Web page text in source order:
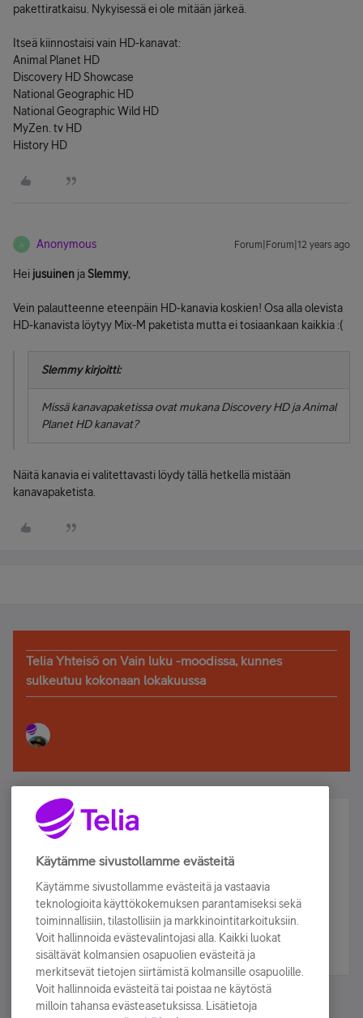
pakettiratkaisu. Nykyisessä ei ole mitään järkeä.
Itseä kiinnostaisi vain HD-kanavat:
Animal Planet HD
Discovery HD Showcase
National Geographic HD
National Geographic Wild HD
MyZen. tv HD
History HD
A Anonymous Forum|Forum|12 years ago
Hei jusuinen jaSlemmy,
Vein palautteenne eteenpäin HD-kanavia koskien! Osa alla olevista
HD-kanavista löytyy Mix-M paketista mutta ei tosiaankaan kaikkia :(
Slemmy kirjoitti:
Missä kanavapaketissa ovat mukana Discovery HD ja Animal
Planet HD kanavat?
Näitä kanavia ei valitettavasti löydy tällä hetkellä mistään
kanavapaketista.
Telia Yhteisö on Vain luku -moodissa, kunnes
sulkeutuu kokonaan lokakuussa
Älä jää paitsi – osallistu ja voita!
Tilaa Telian uutiskirje ja olet mukana arvonnassa.
sähköpostiisi.
Tilaa nyt
Käytämme sivustollamme evästeitä
Käytämme sivustollamme evästeitä ja vastaavia
teknologioita käyttökokemuksen parantamiseksi sekä
toiminnallisiin, tilastollisiin ja markkinointitarkoituksiin.
Voit hallinnoida evästevalintojasi alla. Kaikki luokat
sisältävät kolmansien osapuolien evästeitä ja
merkitsevät tietojen siirtämistä kolmansille osapuolille.
Voit hallinnoida evästeitä tai poistaa ne käytöstä
milloin tahansa evästeasetuksissa. Lisätietoja